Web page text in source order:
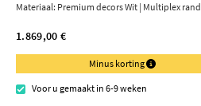
Materiaal: Premium decors Wit | Multiplex rand
1.869,00 €
Minus korting
Voor u gemaakt in 6-9 weken